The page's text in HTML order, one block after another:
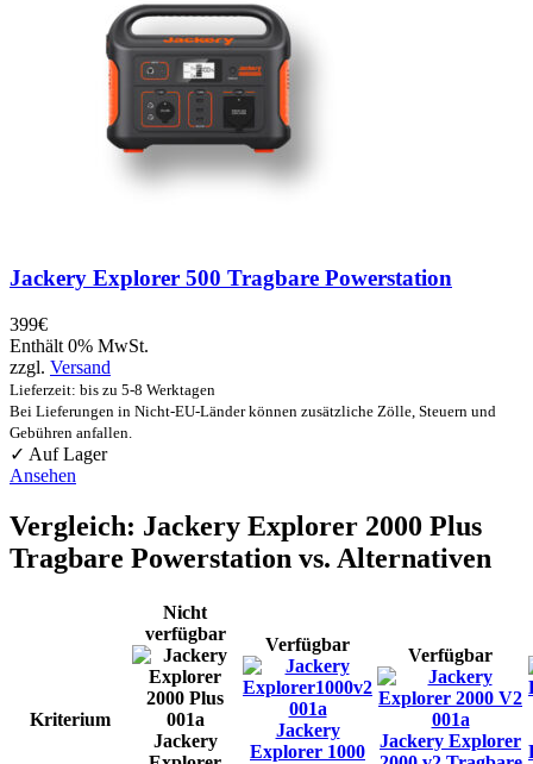
Jackery Explorer 500 Tragbare Powerstation
399€
Enthält 0% MwSt.
zzgl. Versand
Lieferzeit: bis zu 5-8 Werktagen
Bei Lieferungen in Nicht-EU-Länder können zusätzliche Zölle, Steuern und
Gebühren anfallen.
✓ Auf Lager
Ansehen
Vergleich: Jackery Explorer 2000 Plus
Tragbare Powerstation vs. Alternativen
Kriterium
Nicht
verfügbar
Jackery
Verfügbar
Jackery
Explorer 1000
Verfügbar
Jackery Explorer